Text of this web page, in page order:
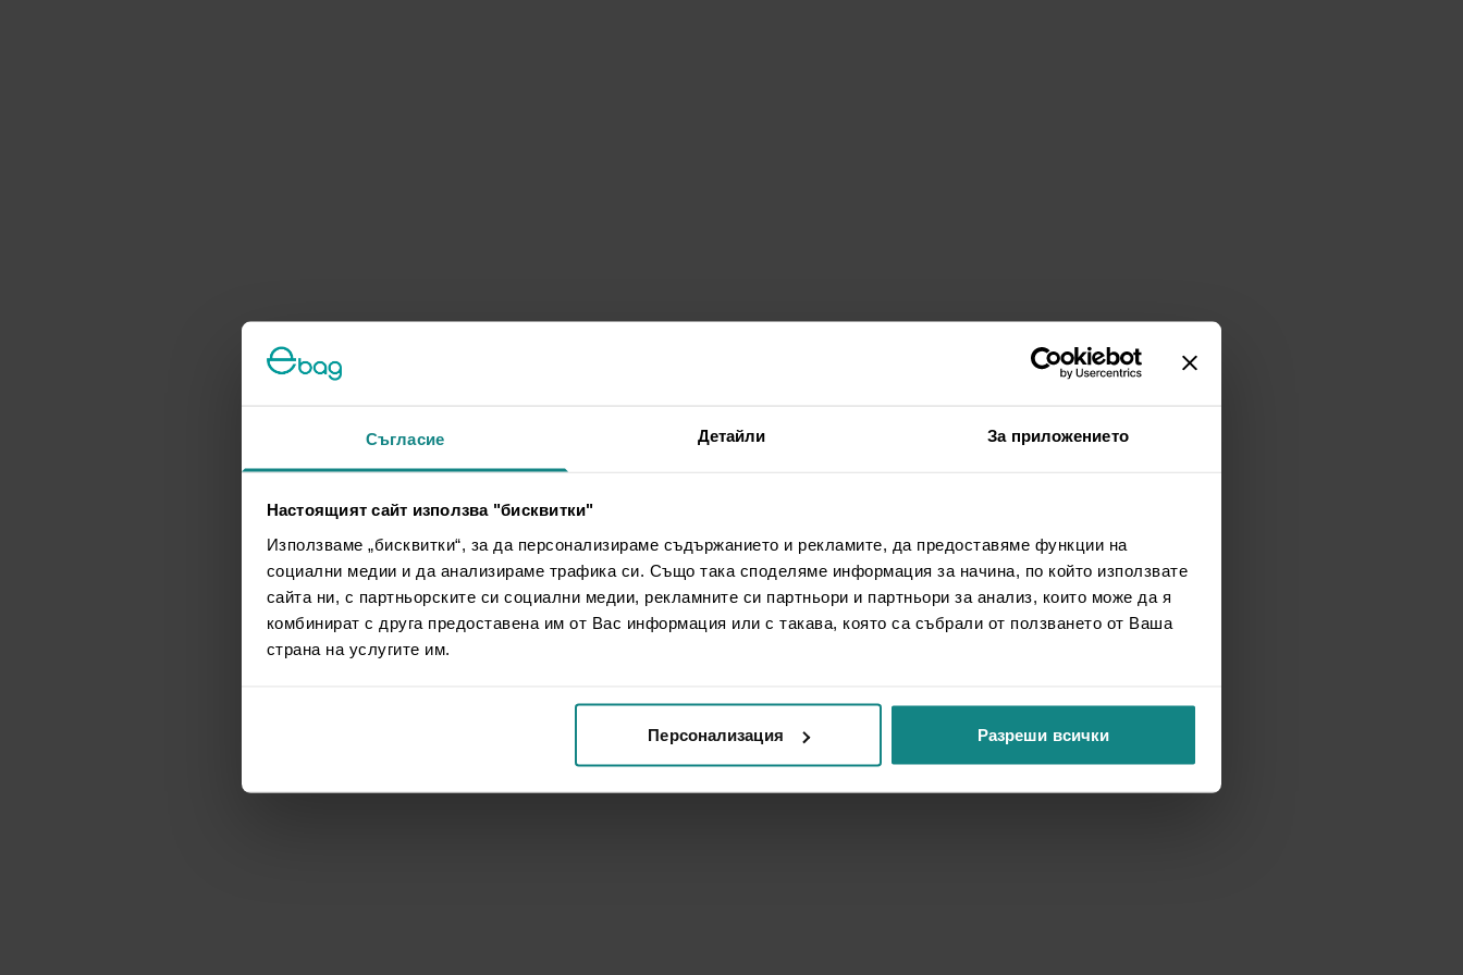
Съгласие Детайли За приложението
Настоящият сайт използва "бисквитки"
Използваме „бисквитки“, за да персонализираме съдържанието и рекламите, да предоставяме функции на
социални медии и да анализираме трафика си. Също така споделяме информация за начина, по който използвате
сайта ни, с партньорските си социални медии, рекламните си партньори и партньори за анализ, които може да я
комбинират с друга предоставена им от Вас информация или с такава, която са събрали от ползването от Ваша
страна на услугите им.
Персонализация Разреши всички